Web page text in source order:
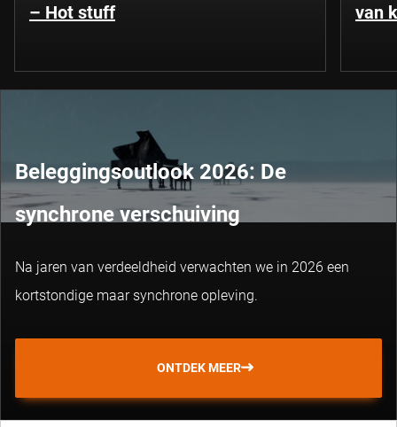
– Hot stuff
van
Beleggingsoutlook 2026: De
synchrone verschuiving
Na jaren van verdeeldheid verwachten we in 2026 een
kortstondige maar synchrone opleving.
ONTDEK MEER